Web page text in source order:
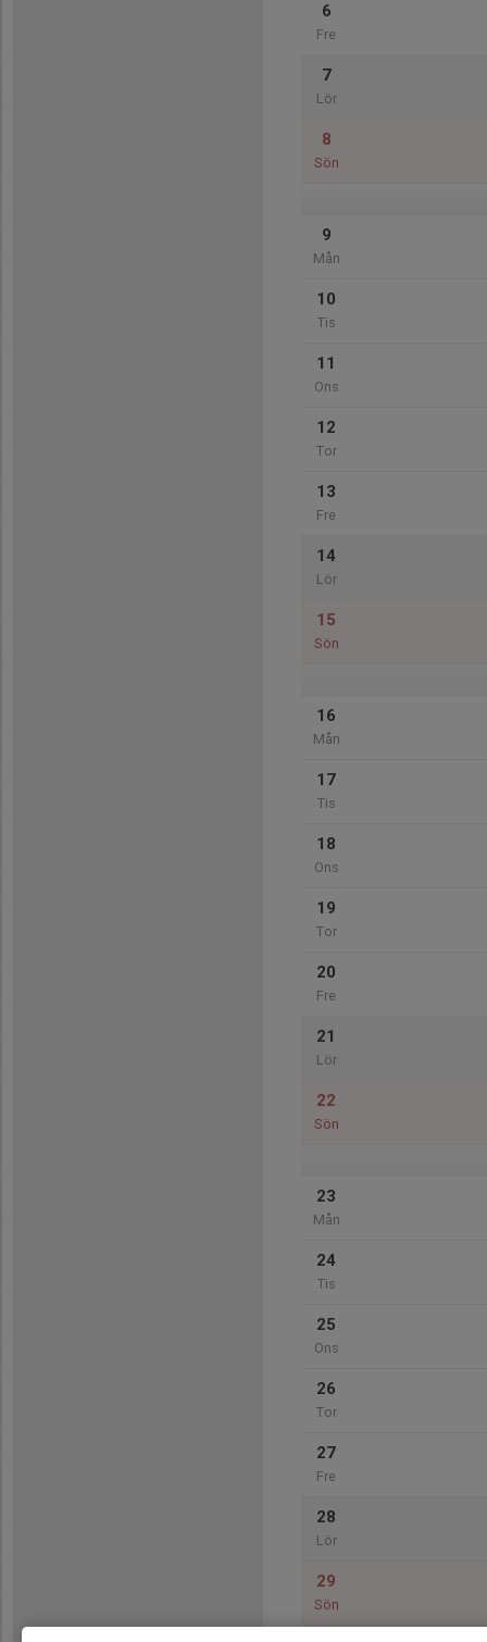
6
Fre
7
Lör
8
Sön
9
Mån
10
Tis
11
Ons
12
Tor
13
Fre
14
Lör
15
Sön
16
Mån
17
Tis
18
Ons
19
Tor
20
Fre
21
Lör
22
Sön
23
Mån
24
Tis
25
Ons
26
Tor
27
Fre
28
Lör
29
Sön